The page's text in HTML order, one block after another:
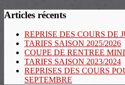
Articles récents
REPRISE DES COURS DE
TARIFS SAISON 2025/2026
COUPE DE RENTREE
TARIFS SAISON 2023/2024
REPRISES DES COURS
SEPTEMBRE